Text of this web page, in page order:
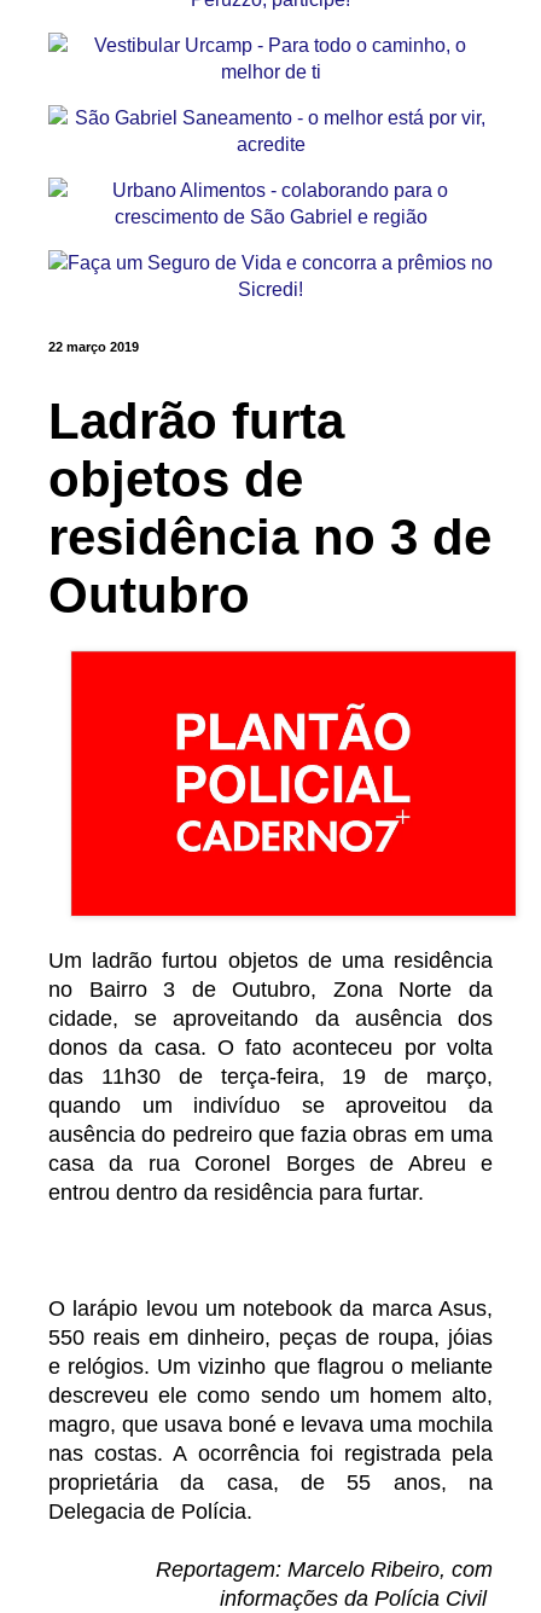
22 março 2019
Ladrão furta
objetos de
residência no 3 de
Outubro
Um ladrão furtou objetos de uma residência
no Bairro 3 de Outubro, Zona Norte da
cidade, se aproveitando da ausência dos
donos da casa. O fato aconteceu por volta
das 11h30 de terça-feira, 19 de março,
quando um indivíduo se aproveitou da
ausência do pedreiro que fazia obras em uma
casa da rua Coronel Borges de Abreu e
entrou dentro da residência para furtar.
O larápio levou um notebook da marca Asus,
550 reais em dinheiro, peças de roupa, jóias
e relógios. Um vizinho que flagrou o meliante
descreveu ele como sendo um homem alto,
magro, que usava boné e levava uma mochila
nas costas. A ocorrência foi registrada pela
proprietária da casa, de 55 anos, na
Delegacia de Polícia.
Reportagem: Marcelo Ribeiro, com
informações da Polícia Civil